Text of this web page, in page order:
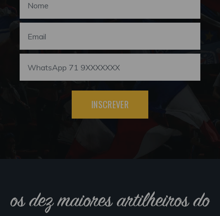
INSCREVER
os dez maiores artilheiros do